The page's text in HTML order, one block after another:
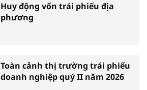
Huy động vốn trái phiếu địa
phương
Toàn cảnh thị trường trái phiếu
doanh nghiệp quý II năm 2026